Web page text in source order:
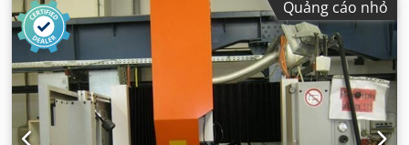
Quảng cáo nhỏ